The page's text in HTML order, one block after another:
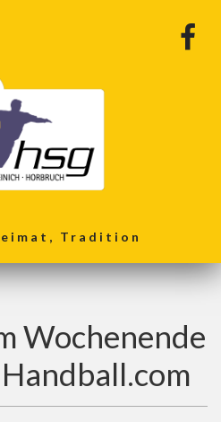
Tradition
Wochenende